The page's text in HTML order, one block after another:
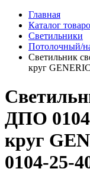
Главная
Каталог
Светильники
Потолочный/
Светильник
круг
ДПО 0104
круг
0104-25-